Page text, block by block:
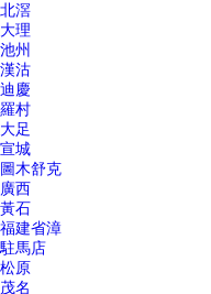
北滘
大理
池州
漢沽
迪慶
羅村
大足
宣城
圖木舒克
廣西
黃石
福建省漳
駐馬店
松原
茂名